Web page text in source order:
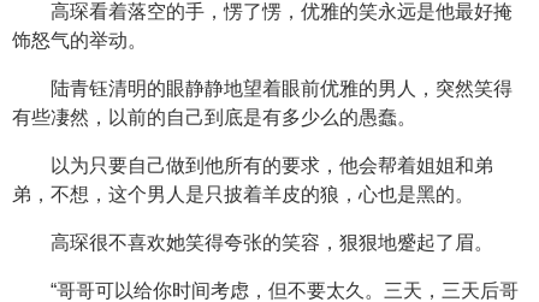
高琛看着落空的手，愣了愣，优雅的笑永远是他最好掩
饰怒气的举动。
陆青钰清明的眼静静地望着眼前优雅的男人，突然笑得
有些凄然，以前的自己到底是有多少么的愚蠢。
以为只要自己做到他所有的要求，他会帮着姐姐和弟
弟，不想，这个男人是只披着羊皮的狼，心也是黑的。
高琛很不喜欢她笑得夸张的笑容，狠狠地蹙起了眉。
“哥哥可以给你时间考虑，但不要太久。三天，三天后哥